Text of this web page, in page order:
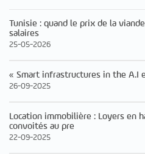
Tunisie : quand le prix de la
salaires
25-05-2026
« Smart infrastructures in the A.I
26-09-2025
Location immobilière : Loyers en
convoités au pre
22-09-2025